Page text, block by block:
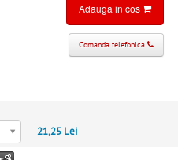
Adauga in cos
Comanda telefonica
21,25 Lei